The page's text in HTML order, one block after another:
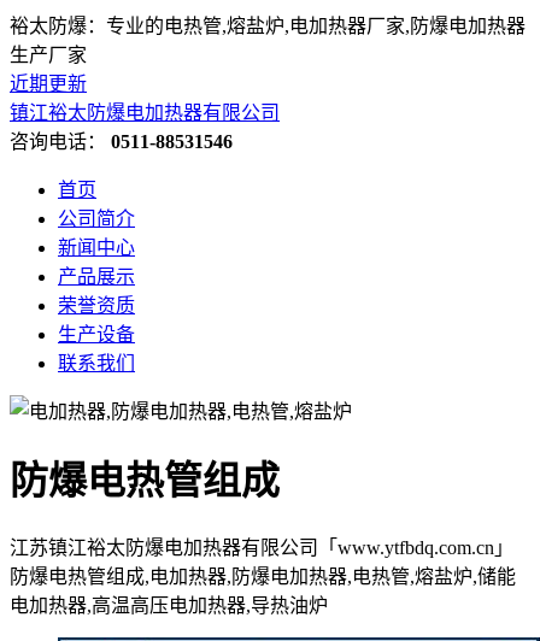
裕太防爆：专业的电热管,熔盐炉,电加热器厂家,防爆电加热器
生产厂家
近期更新
镇江裕太防爆电加热器有限公司
咨询电话： 0511-88531546
首页
公司简介
新闻中心
产品展示
荣誉资质
生产设备
联系我们
防爆电热管组成
江苏镇江裕太防爆电加热器有限公司「www.ytfbdq.com.cn」
防爆电热管组成,电加热器,防爆电加热器,电热管,熔盐炉,储能
电加热器,高温高压电加热器,导热油炉